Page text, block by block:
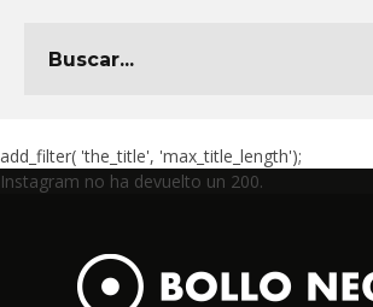
add_filter( 'the_title', 'max_title_length');
Instagram no ha devuelto un 200.